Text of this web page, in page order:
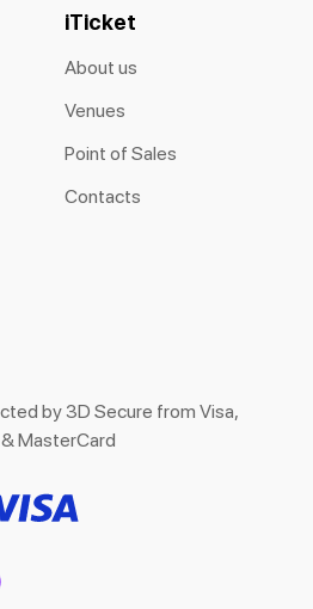
iTicket
About us
Venues
Point of Sales
Contacts
by 3D Secure from Visa,
MasterCard